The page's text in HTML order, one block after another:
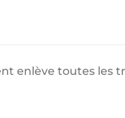
enlève toutes les